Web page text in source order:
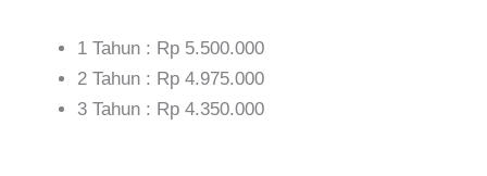
1 Tahun : Rp 5.500.000
2 Tahun : Rp 4.975.000
3 Tahun : Rp 4.350.000